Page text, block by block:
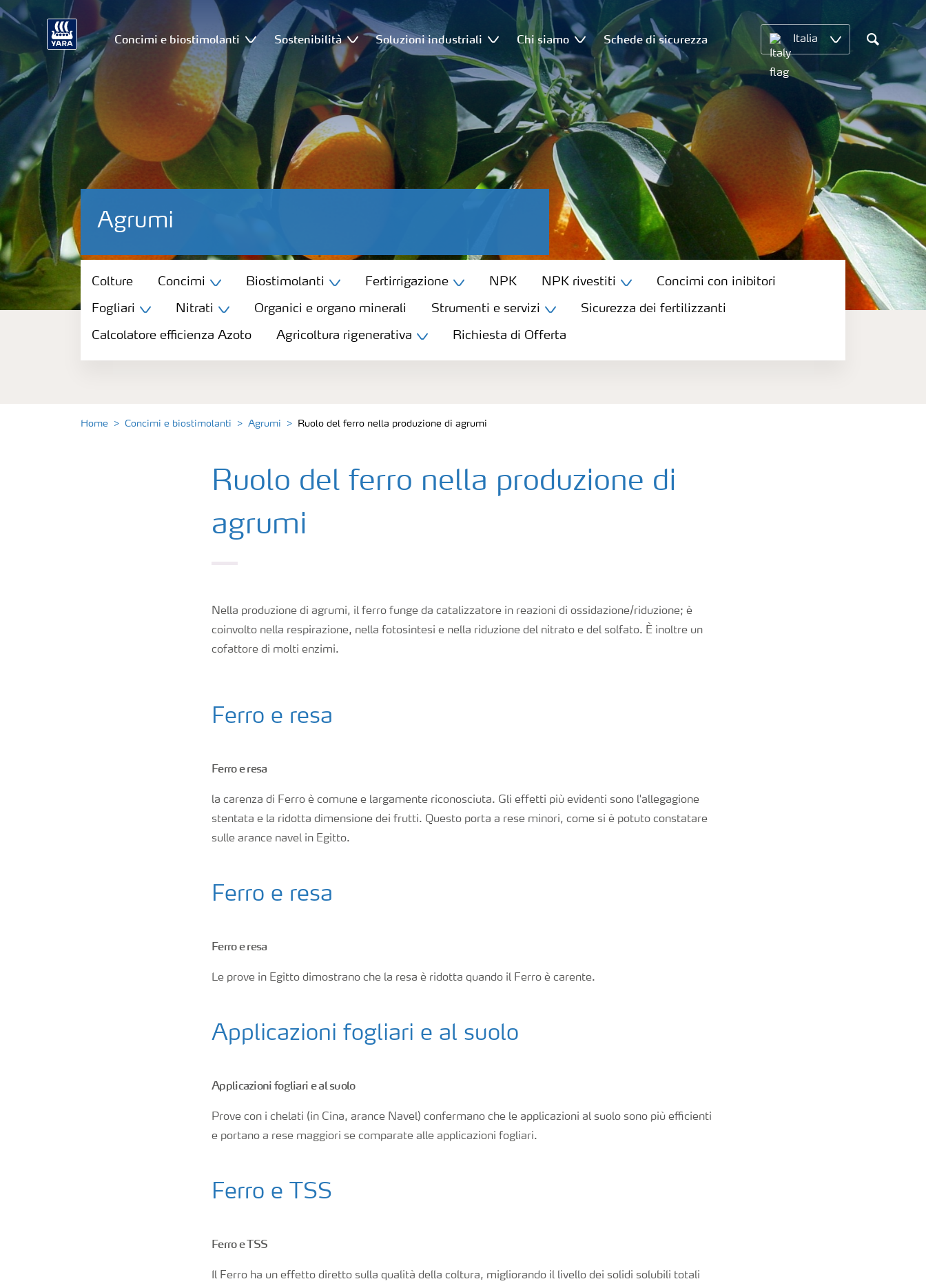
Concimi e biostimolanti Sostenibilità Soluzioni industriali Chi siamo Schede di sicurezza Italia
Search
Agrumi
Colture
Sicurezza dei fertilizzanti
Calcolatore efficienza Azoto
Colture Concimi Biostimolanti Fertirrigazione NPK NPK rivestiti Concimi con inibitori
Fogliari Nitrati Organici e organo minerali Strumenti e servizi Sicurezza dei fertilizzanti
Calcolatore efficienza Azoto Agricoltura rigenerativa Richiesta di Offerta
Home Concimi e biostimolanti Agrumi Ruolo del ferro nella produzione di agrumi
Ruolo del ferro nella produzione di
agrumi
Nella produzione di agrumi, il ferro funge da catalizzatore in reazioni di ossidazione/riduzione; è
coinvolto nella respirazione, nella fotosintesi e nella riduzione del nitrato e del solfato. È inoltre un
cofattore di molti enzimi.
Ferro e resa
Ferro e resa
la carenza di Ferro è comune e largamente riconosciuta. Gli effetti più evidenti sono l'allegagione
stentata e la ridotta dimensione dei frutti. Questo porta a rese minori, come si è potuto constatare
sulle arance navel in Egitto.
Ferro e resa
Ferro e resa
Le prove in Egitto dimostrano che la resa è ridotta quando il Ferro è carente.
Applicazioni fogliari e al suolo
Applicazioni fogliari e al suolo
Prove con i chelati (in Cina, arance Navel) confermano che le applicazioni al suolo sono più efficienti
e portano a rese maggiori se comparate alle applicazioni fogliari.
Ferro e TSS
Ferro e TSS
Il Ferro ha un effetto diretto sulla qualità della coltura, migliorando il livello dei solidi solubili totali